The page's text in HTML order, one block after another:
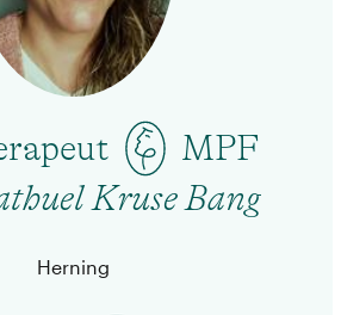
MPF
Kruse Bang
Herning